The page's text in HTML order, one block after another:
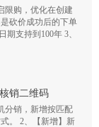
限购，优化在创建
砍价成功后的下单
支持到100年 3、
销二维码
分销，新增按匹配
。 2、【新增】新